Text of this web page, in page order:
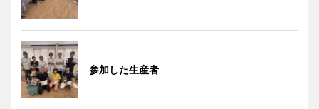
参加した生産者